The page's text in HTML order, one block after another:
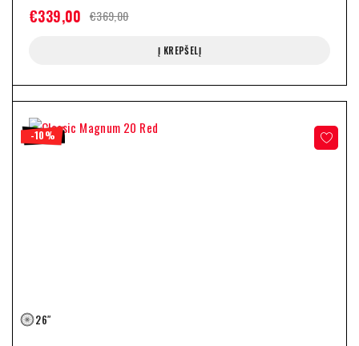
€369,00
€339,00
Į KREPŠELĮ
-10%
26″